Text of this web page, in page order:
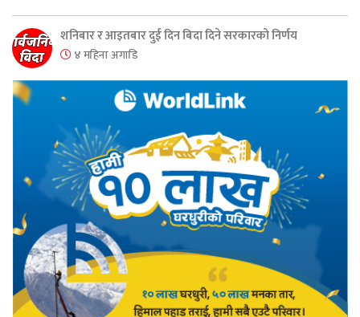
शनिबार र आइतबार दुई दिन बिदा दिने सरकारको निर्णय
४ महिना अगाडि